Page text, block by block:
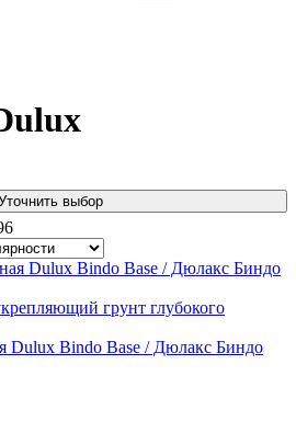
выбор
грунт глубокого
Dulux Bindo Base / Дюлакс Биндо